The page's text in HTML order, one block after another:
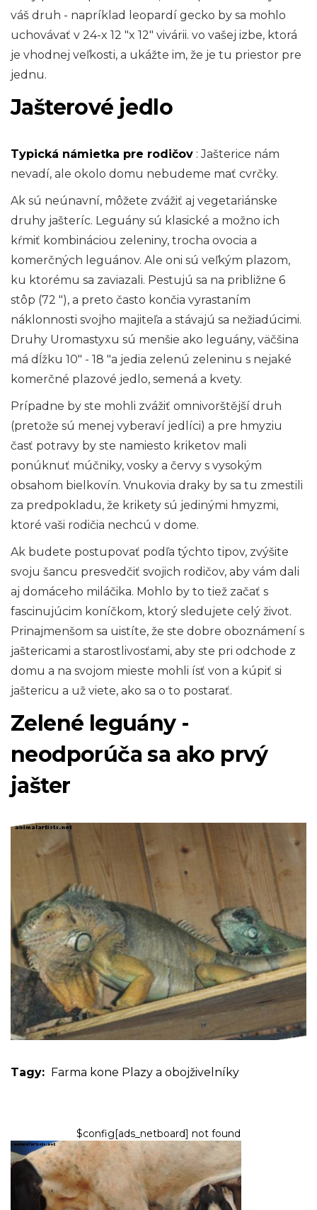
váš druh - napríklad leopardí gecko by sa mohlo
uchovávať v 24-x 12 "x 12" vivárii. vo vašej izbe, ktorá
je vhodnej veľkosti, a ukážte im, že je tu priestor pre
jednu.
Jašterové jedlo
Typická námietka pre rodičov : Jašterice nám
nevadí, ale okolo domu nebudeme mať cvrčky.
Ak sú neúnavní, môžete zvážiť aj vegetariánske
druhy jašteríc. Leguány sú klasické a možno ich
kŕmiť kombináciou zeleniny, trocha ovocia a
komerčných leguánov. Ale oni sú veľkým plazom,
ku ktorému sa zaviazali. Pestujú sa na približne 6
stôp (72 "), a preto často končia vyrastaním
náklonnosti svojho majiteľa a stávajú sa nežiadúcimi.
Druhy Uromastyxu sú menšie ako leguány, väčšina
má dĺžku 10" - 18 "a jedia zelenú zeleninu s nejaké
komerčné plazové jedlo, semená a kvety.
Prípadne by ste mohli zvážiť omnivorštější druh
(pretože sú menej vyberaví jedlíci) a pre hmyziu
časť potravy by ste namiesto kriketov mali
ponúknuť múčniky, vosky a červy s vysokým
obsahom bielkovín. Vnukovia draky by sa tu zmestili
za predpokladu, že krikety sú jedinými hmyzmi,
ktoré vaši rodičia nechcú v dome.
Ak budete postupovať podľa týchto tipov, zvýšite
svoju šancu presvedčiť svojich rodičov, aby vám dali
aj domáceho miláčika. Mohlo by to tiež začať s
fascinujúcim koníčkom, ktorý sledujete celý život.
Prinajmenšom sa uistíte, že ste dobre oboznámení s
jaštericami a starostlivosťami, aby ste pri odchode z
domu a na svojom mieste mohli ísť von a kúpiť si
jaštericu a už viete, ako sa o to postarať.
Zelené leguány -
neodporúča sa ako prvý
jašter
Tagy: Farma kone Plazy a obojživelníky
$config[ads_netboard] not found